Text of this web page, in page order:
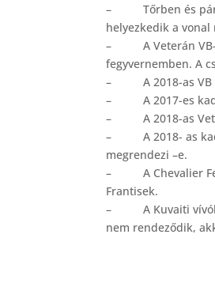
– Tőrben és
helyezkedik a vonal
– A Veterán VB-t
fegyvernemben. A
– A 2018-as VB
– A 2017-es
– A 2018-as
– A 2018- as
megrendezi –e.
– A Chevalier
Frantisek.
– A Kuvaiti vívók a
nem rendeződik,